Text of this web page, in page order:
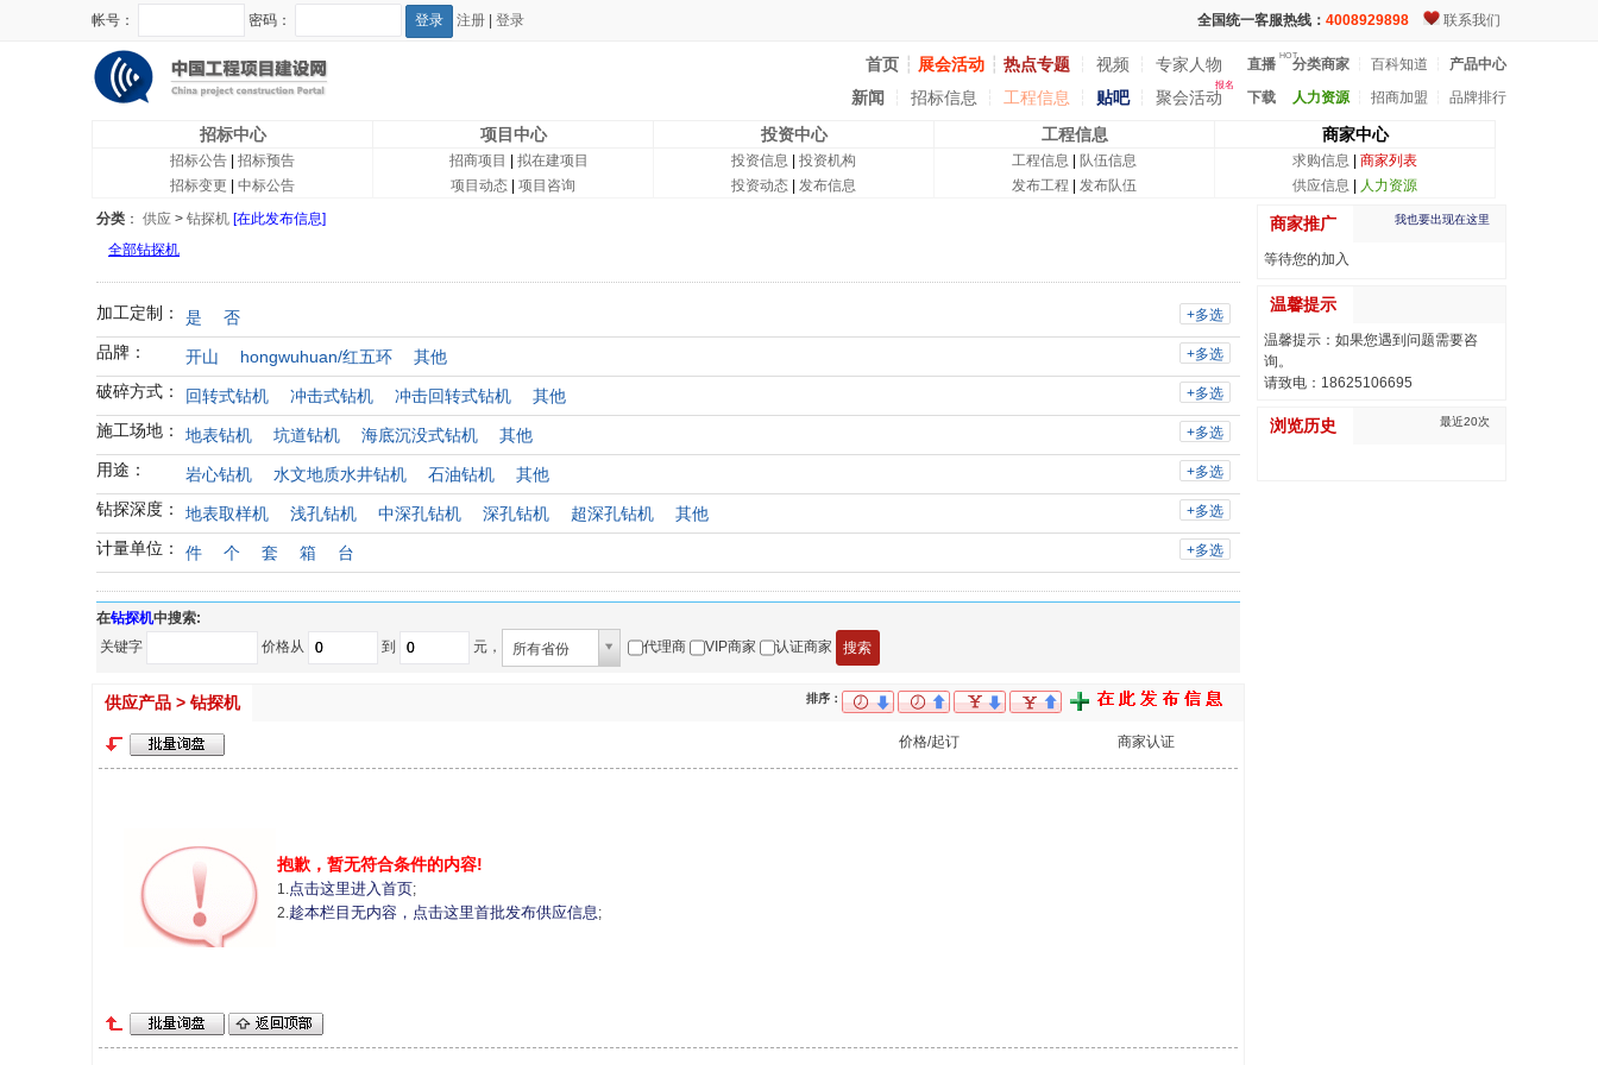
帐号： 密码： 注册 登录 全国统一客服热线： 4008929898 联系我们
首页 ┆ 展会活动 ┆ 热点专题 视频
专家人物
新闻
招标信息 工程信息 贴吧┆ 聚会活动
报名
直播
HOT
下载
分类商家 百科知道
产品中心
人力资源┆ 招商加盟 品牌排行
招标中心 项目中心 投资中心 工程信息 商家中心
招标公告
招标预告
招标变更
中标公告
招商项目
拟在建项目
项目动态
项目咨询
投资信息
投资机构
投资动态
发布信息
工程信息
队伍信息
发布工程
发布队伍
求购信息
商家列表
供应信息
人力资源
分类 ： 供应 > 钻探机 [在此发布信息]
全部钻探机
加工定制： 是 否 +多选
品牌： 开山 hongwuhuan/红五环 其他 +多选
破碎方式： 回转式钻机 冲击式钻机 冲击回转式钻机 其他 +多选
施工场地： 地表钻机 坑道钻机 海底沉没式钻机 其他 +多选
用途： 岩心钻机 水文地质水井钻机 石油钻机 其他 +多选
钻探深度： 地表取样机 浅孔钻机 中深孔钻机 深孔钻机 超深孔钻机 其他 +多选
计量单位： 件 个 套 箱 台 +多选
在钻探机中搜索:
关键字
价格从 到 元， 所有省份 代理商 VIP商家 认证商家
供应产品 > 钻探机 排序：
价格/起订 商家认证
抱歉，暂无符合条件的内容!
1.点击这里进入首页;
2.趁本栏目无内容，点击这里首批发布供应信息;
商家推广 我也要出现在这里
等待您的加入
温馨提示
温馨提示：如果您遇到问题需要咨
询。
请致电：18625106695
浏览历史 最近20次